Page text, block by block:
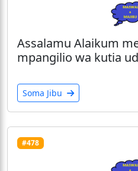
Assalamu Alaikum
mpangilio wa kutia
Soma Jibu
#478